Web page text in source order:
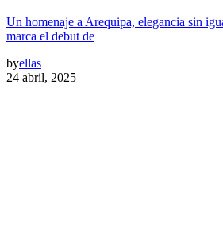
Un homenaje a Arequipa, elegancia sin
marca el debut de
byellas
24 abril, 2025